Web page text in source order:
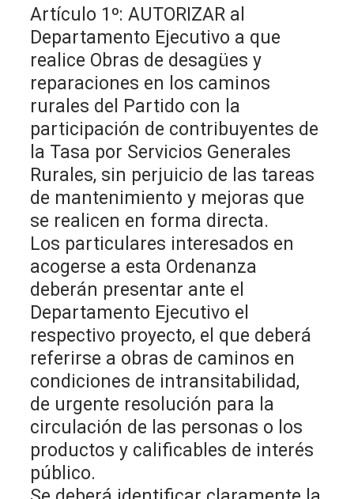
Artículo 1º: AUTORIZAR al
Departamento Ejecutivo a que
realice Obras de desagües y
reparaciones en los caminos
rurales del Partido con la
participación de contribuyentes de
la Tasa por Servicios Generales
Rurales, sin perjuicio de las tareas
de mantenimiento y mejoras que
se realicen en forma directa.
Los particulares interesados en
acogerse a esta Ordenanza
deberán presentar ante el
Departamento Ejecutivo el
respectivo proyecto, el que deberá
referirse a obras de caminos en
condiciones de intransitabilidad,
de urgente resolución para la
circulación de las personas o los
productos y calificables de interés
público.